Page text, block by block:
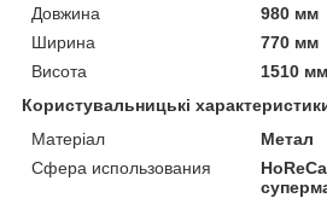
Довжина
980 мм
Ширина
770 мм
Висота
1510 мм
Користувальницькі
Матеріал
Метал
Сфера использования